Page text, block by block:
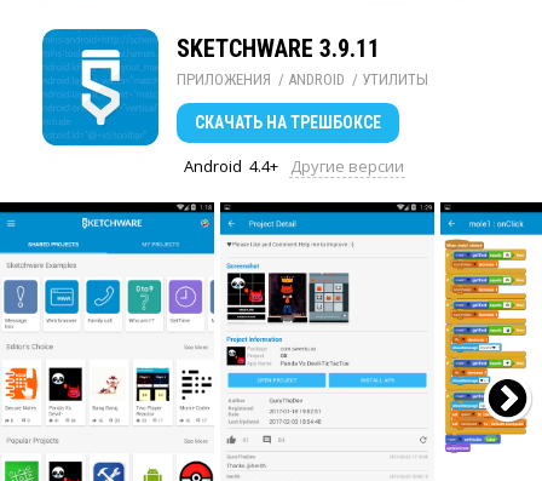
SKETCHWARE 3.9.11
ПРИЛОЖЕНИЯ / ANDROID / УТИЛИТЫ
СКАЧАТЬ НА ТРЕШБОКСЕ
Android 4.4+ Другие версии